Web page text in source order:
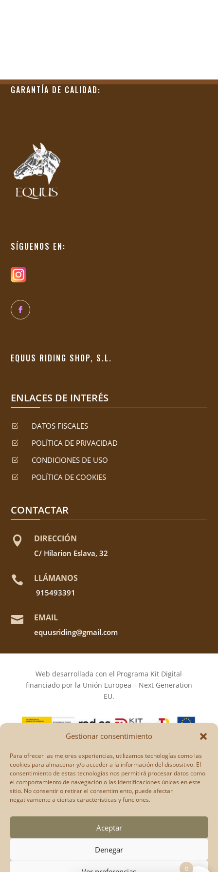
Gestionar consentimiento
Para ofrecer las mejores experiencias, utilizamos tecnologías como las
cookies para almacenar y/o acceder a la información del dispositivo. El
consentimiento de estas tecnologías nos permitirá procesar datos como
el comportamiento de navegación o las identificaciones únicas en este
sitio. No consentir o retirar el consentimiento, puede afectar
negativamente a ciertas características y funciones.
Aceptar
Denegar
GARANTÍA DE CALIDAD:
SÍGUENOS EN:
EQUUS RIDING SHOP, S.L.
ENLACES DE INTERÉS
Z DATOS FISCALES
Z POLÍTICA DE PRIVACIDAD
Z CONDICIONES DE USO
Z POLÍTICA DE COOKIES
CONTACTAR
 DIRECCIÓN
C/ Hilarion Eslava, 32
 LLÁMANOS
915493391
 EMAIL
equusriding@gmail.com
Web desarrollada con el Programa Kit Digital
financiado por la Unión Europea – Next Generation
EU.
web son únicamente los del autor o autores y no
reflejan necesariamente los de la Unión Europea o la
Comisión Europea.
Ni la Unión Europea ni la Comisión Europea pueden
0